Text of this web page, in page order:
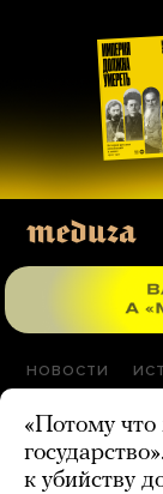
материалам
НОВОСТИ
«Потому
к убийству